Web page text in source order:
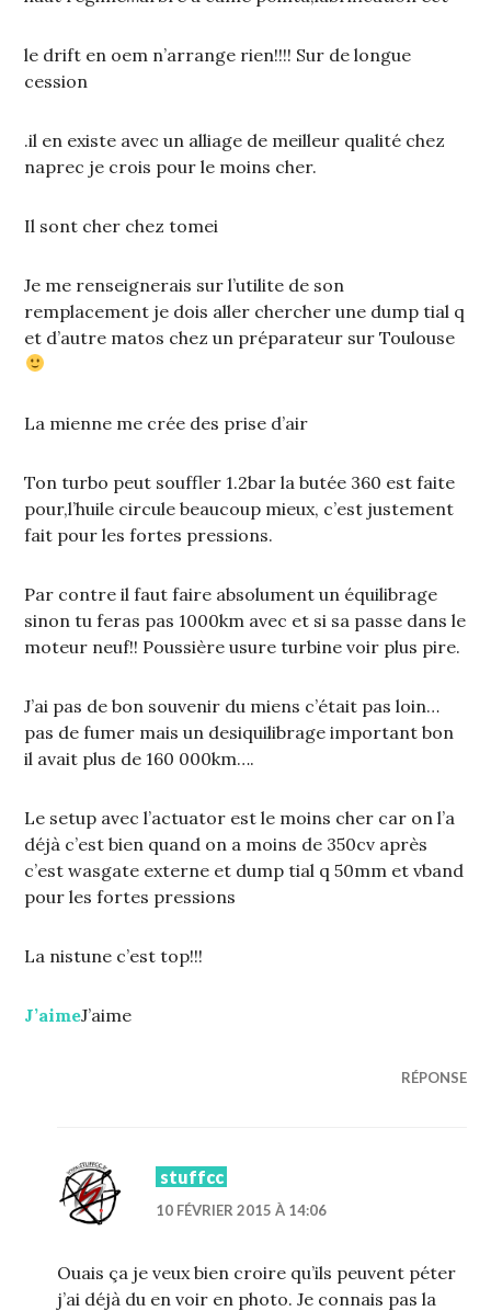
le drift en oem n’arrange rien!!!! Sur de longue
cession
.il en existe avec un alliage de meilleur qualité chez
naprec je crois pour le moins cher.
Il sont cher chez tomei
Je me renseignerais sur l’utilite de son
remplacement je dois aller chercher une dump tial q
et d’autre matos chez un préparateur sur Toulouse
La mienne me crée des prise d’air
Ton turbo peut souffler 1.2bar la butée 360 est faite
pour,l’huile circule beaucoup mieux, c’est justement
fait pour les fortes pressions.
Par contre il faut faire absolument un équilibrage
sinon tu feras pas 1000km avec et si sa passe dans le
moteur neuf!! Poussière usure turbine voir plus pire.
J’ai pas de bon souvenir du miens c’était pas loin…
pas de fumer mais un desiquilibrage important bon
il avait plus de 160 000km….
Le setup avec l’actuator est le moins cher car on l’a
déjà c’est bien quand on a moins de 350cv après
c’est wasgate externe et dump tial q 50mm et vband
pour les fortes pressions
La nistune c’est top!!!
J’aimeJ’aime
RÉPONSE
stuffcc
10 FÉVRIER 2015 À 14:06
Ouais ça je veux bien croire qu’ils peuvent péter
j’ai déjà du en voir en photo. Je connais pas la